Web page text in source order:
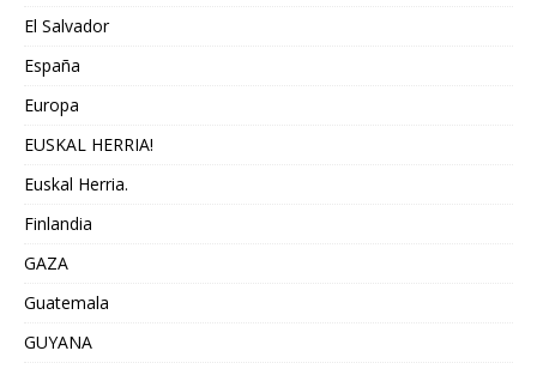
El Salvador
España
Europa
EUSKAL HERRIA!
Euskal Herria.
Finlandia
GAZA
Guatemala
GUYANA